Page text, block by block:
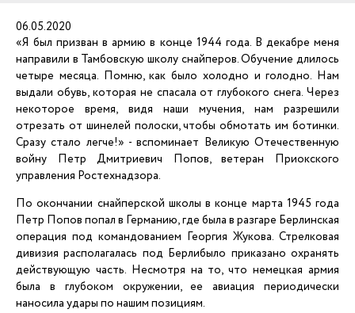
06.05.2020
«Я был призван в армию в конце 1944 года. В декабре меня
направили в Тамбовскую школу снайперов. Обучение длилось
четыре месяца. Помню, как было холодно и голодно. Нам
выдали обувь, которая не спасала от глубокого снега. Через
некоторое время, видя наши мучения, нам разрешили
отрезать от шинелей полоски, чтобы обмотать им ботинки.
Сразу стало легче!» - вспоминает Великую Отечественную
войну Петр Дмитриевич Попов, ветеран Приокского
управления Ростехнадзора.
По окончании снайперской школы в конце марта 1945 года
Петр Попов попал в Германию, где была в разгаре Берлинская
операция под командованием Георгия Жукова. Стрелковая
дивизия располагалась под Берлибыло приказано охранять
действующую часть. Несмотря на то, что немецкая армия
была в глубоком окружении, ее авиация периодически
наносила удары по нашим позициям.